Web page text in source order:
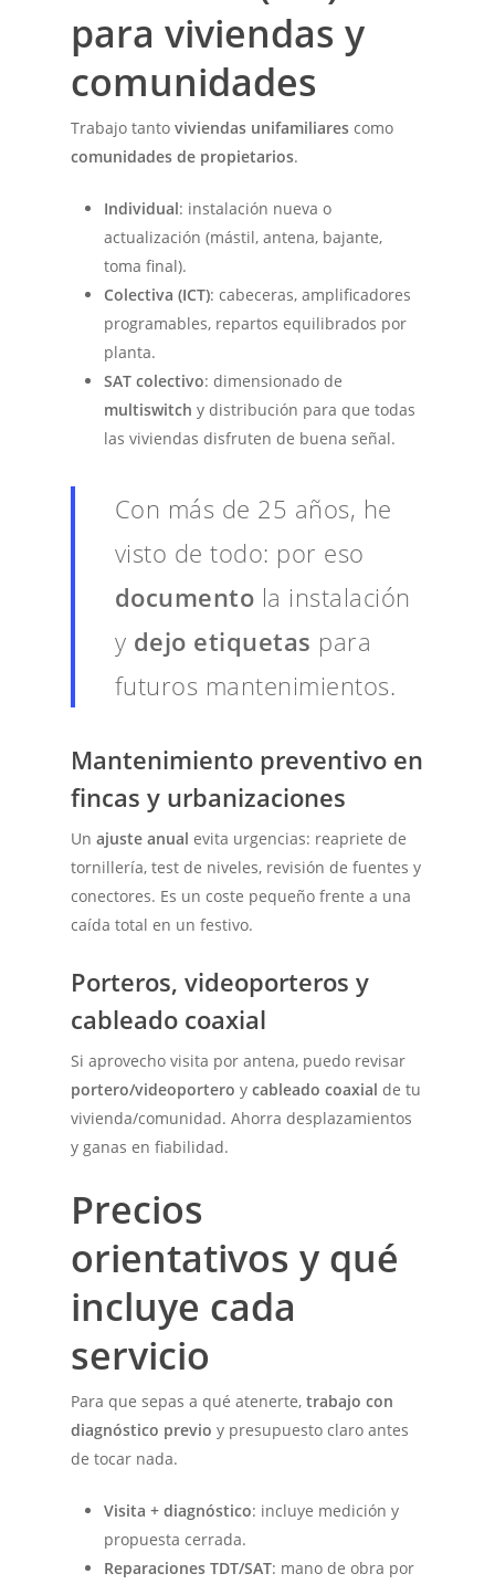
para viviendas y
comunidades
Trabajo tantoviviendas unifamiliares como
comunidades de propietarios.
Individual: instalación nueva o
actualización (mástil, antena, bajante,
toma final).
Colectiva (ICT): cabeceras, amplificadores
programables, repartos equilibrados por
planta.
SAT colectivo: dimensionado de
multiswitch y distribución para que todas
las viviendas disfruten de buena señal.
Con más de 25 años, he
visto de todo: por eso
documento la instalación
y dejo etiquetas para
futuros mantenimientos.
Mantenimiento preventivo en
fincas y urbanizaciones
Unajuste anual evita urgencias: reapriete de
tornillería, test de niveles, revisión de fuentes y
conectores. Es un coste pequeño frente a una
caída total en un festivo.
Porteros, videoporteros y
cableado coaxial
Si aprovecho visita por antena, puedo revisar
portero/videoportero ycableado coaxial de tu
vivienda/comunidad. Ahorra desplazamientos
y ganas en fiabilidad.
Precios
orientativos y qué
incluye cada
servicio
Para que sepas a qué atenerte,trabajo con
diagnóstico previo y presupuesto claro antes
de tocar nada.
Visita + diagnóstico: incluye medición y
propuesta cerrada.
Reparaciones TDT/SAT: mano de obra por